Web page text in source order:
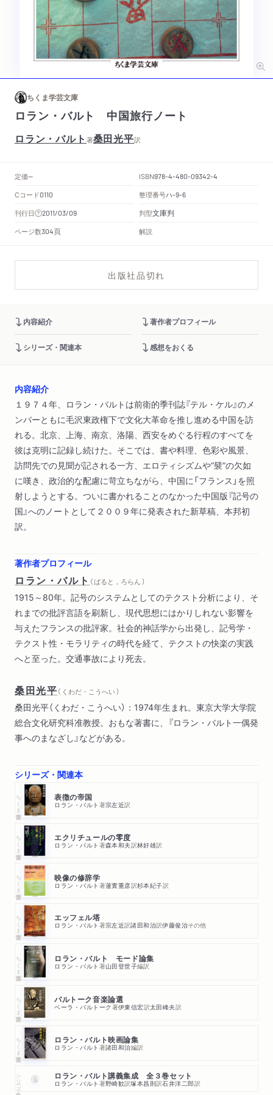
ちくま学芸文庫
ロラン・バルト 中国旅行ノート
ロラン・バルト 著桑田光平訳
定価-- ISBN978-4-480-09342-4
Cコード0110 整理番号ハ-9-6
刊行日 2011/03/09 判型文庫判
ページ数304頁 解説
出版社品切れ
内容紹介 著作者プロフィール
シリーズ・関連本 感想をおくる
内容紹介
１９７４年、ロラン・バルトは前衛的季刊誌『テル・ケル』のメ
ンバーともに毛沢東政権下で文化大革命を推し進める中国を訪
れる。北京、上海、南京、洛陽、西安をめぐる行程のすべてを
彼は克明に記録し続けた。そこでは、書や料理、色彩や風景、
訪問先での見聞が記される一方、エロティシズムや“襞”の欠如
に嘆き、政治的な配慮に苛立ちながら、中国に「フランス」を照
射しようとする。ついに書かれることのなかった中国版『記号の
国』へのノートとして２００９年に発表された新草稿、本邦初
訳。
著作者プロフィール
ロラン・バルト （ ばると，ろらん ）
1915～80年。記号のシステムとしてのテクスト分析により、そ
れまでの批評言語を刷新し、現代思想にはかりしれない影響を
与えたフランスの批評家。社会的神話学から出発し、記号学・
テクスト性・モラリティの時代を経て、テクストの快楽の実践
へと至った。交通事故により死去。
桑田光平（ くわだ・こうへい ）
桑田光平（くわだ・こうへい）：1974年生まれ。東京大学大学院
総合文化研究科准教授。おもな著書に、『ロラン・バルト一偶発
事へのまなざし』などがある。
シリーズ・関連本
ちくま学芸文庫 表徴の帝国
ロラン・バルト 著宗左近訳
ちくま学芸文庫 エクリチュールの零度
ロラン・バルト 著森本和夫訳林好雄訳
ちくま学芸文庫 映像の修辞学
ロラン・バルト 著蓮實重彦訳杉本紀子訳
ちくま学芸文庫 エッフェル塔
ロラン・バルト 著宗左近訳諸田和治訳伊藤俊治その他
ちくま学芸文庫 ロラン・バルト モード論集
ロラン・バルト 著山田登世子編訳
ちくま学芸文庫 バルトーク音楽論選
ベーラ・バルトーク 著伊東信宏訳太田峰夫訳
ちくま学芸文庫 ロラン・バルト映画論集
ロラン・バルト 著諸田和治編訳
シリーズ・全集 ロラン・バルト講義集成 全３巻セット
ロラン・バルト 著野崎歓訳塚本昌則訳石井洋二郎訳